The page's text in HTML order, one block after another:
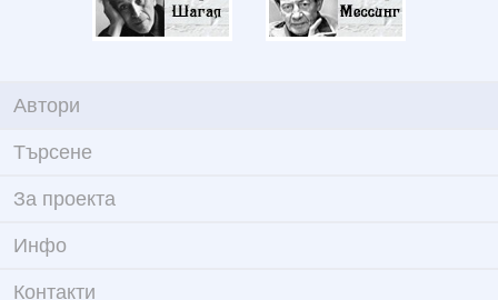
Автори
Търсене
За проекта
Инфо
Контакти